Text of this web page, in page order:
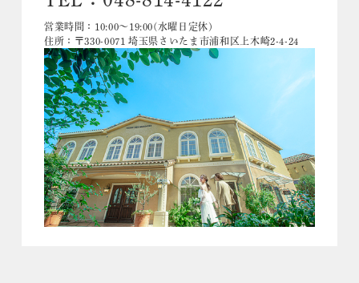
営業時間：10:00〜19:00(水曜日定休)
住所：〒330-0071 埼玉県さいたま市浦和区上木崎2-4-24